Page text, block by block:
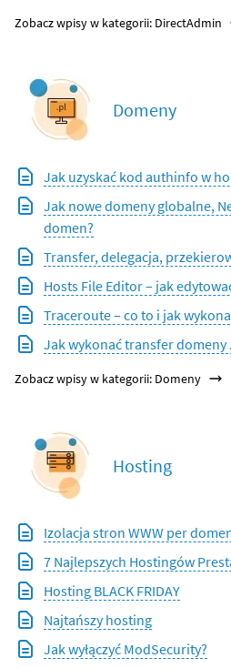
Zobacz wpisy w kategorii: DirectAdmin
Domeny
Jak uzyskać kod authinfo w
Jak nowe domeny globalne,
domen?
Transfer, delegacja,
Hosts File Editor – jak
Traceroute – co to i jak
Jak wykonać transfer domeny
Zobacz wpisy w kategorii: Domeny
Hosting
Izolacja stron WWW per
7 Najlepszych Hostingów
Hosting BLACK FRIDAY
Najtańszy hosting
Jak wyłączyć ModSecurity?